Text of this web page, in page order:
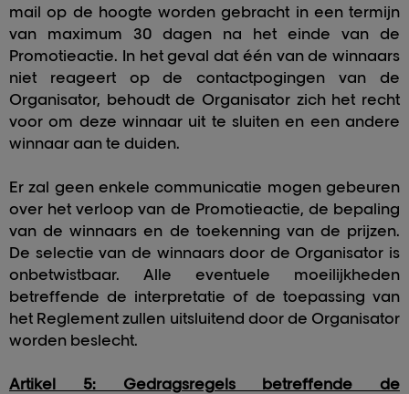
mail op de hoogte worden gebracht in een termijn
van maximum 30 dagen na het einde van de
Promotieactie. In het geval dat één van de winnaars
niet reageert op de contactpogingen van de
Organisator, behoudt de Organisator zich het recht
voor om deze winnaar uit te sluiten en een andere
winnaar aan te duiden.
Er zal geen enkele communicatie mogen gebeuren
over het verloop van de Promotieactie, de bepaling
van de winnaars en de toekenning van de prijzen.
De selectie van de winnaars door de Organisator is
onbetwistbaar. Alle eventuele moeilijkheden
betreffende de interpretatie of de toepassing van
het Reglement zullen uitsluitend door de Organisator
worden beslecht.
Artikel 5: Gedragsregels betreffende de